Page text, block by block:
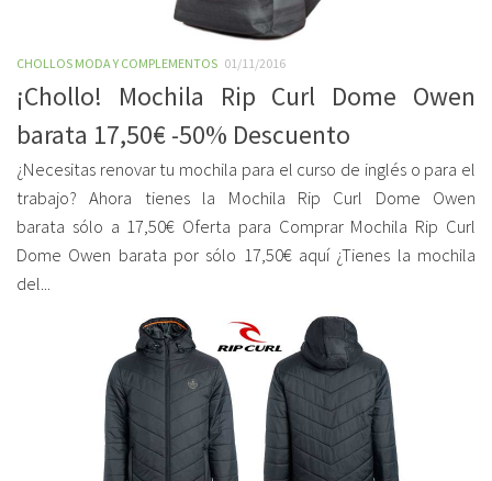
CHOLLOS MODA Y COMPLEMENTOS 01/11/2016
¡Chollo! Mochila Rip Curl Dome Owen
barata 17,50€ -50% Descuento
¿Necesitas renovar tu mochila para el curso de inglés o para el
trabajo? Ahora tienes la Mochila Rip Curl Dome Owen
barata sólo a 17,50€ Oferta para Comprar Mochila Rip Curl
Dome Owen barata por sólo 17,50€ aquí ¿Tienes la mochila
del...